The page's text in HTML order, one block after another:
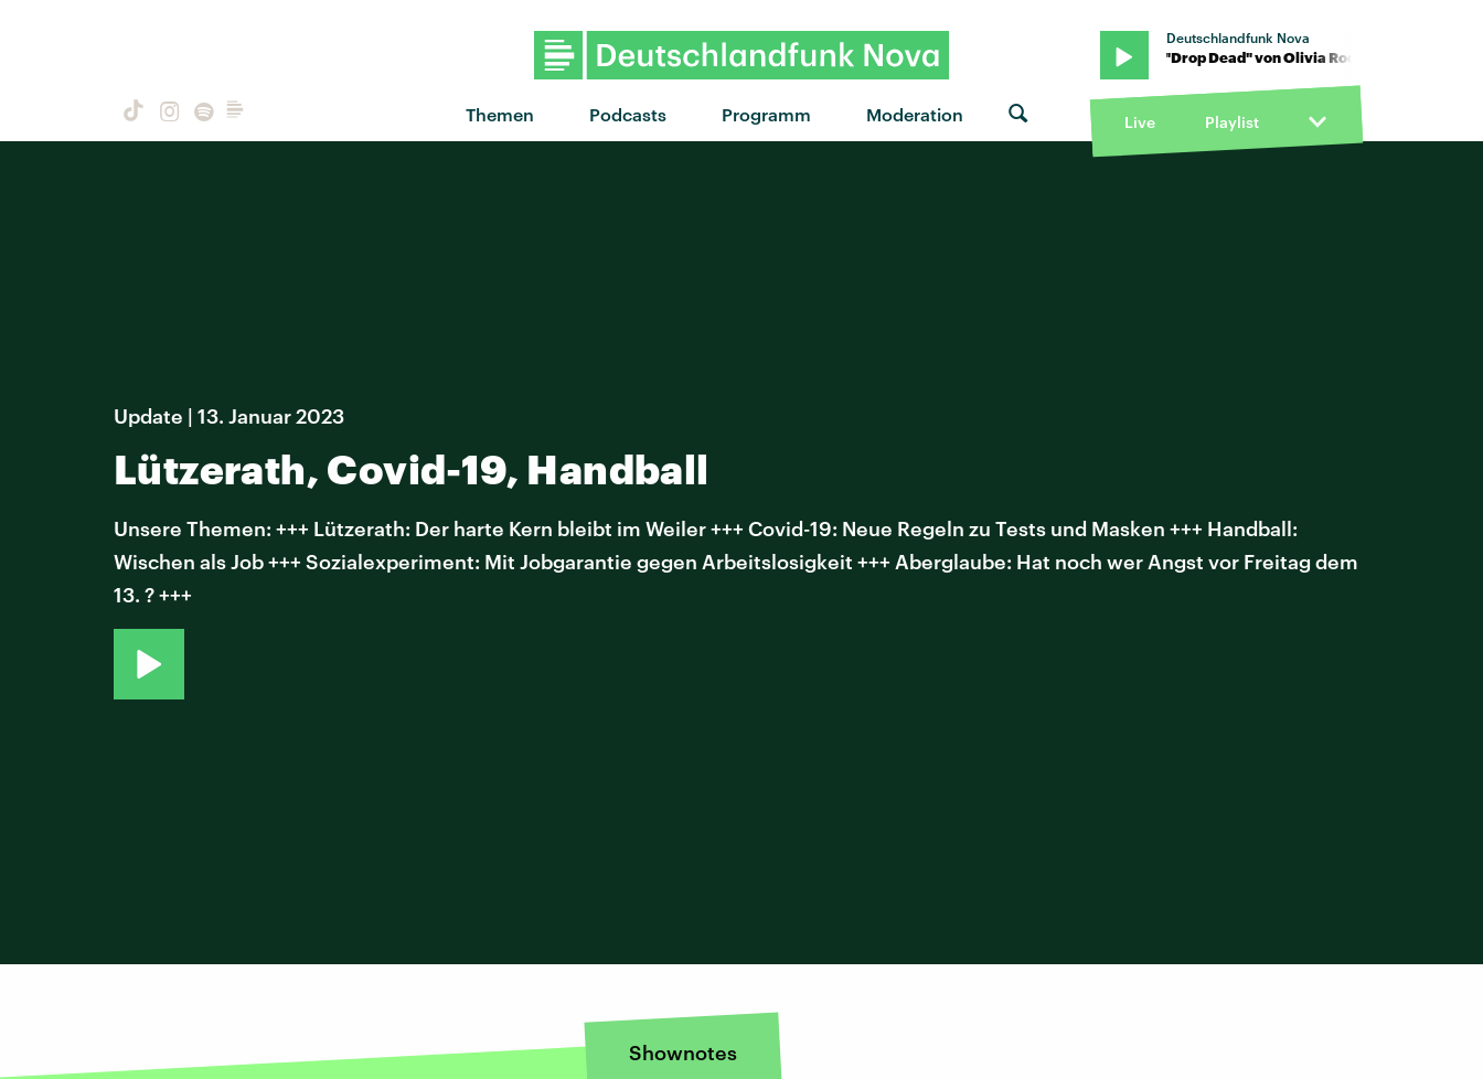
Themen Podcasts Programm Moderation
Deutschlandfunk Nova
Live Playlist
Update | 13. Januar 2023
Lützerath, Covid-19, Handball
Unsere Themen: +++ Lützerath: Der harte Kern bleibt im Weiler +++ Covid-19: Neue Regeln zu Tests und Masken +++ Handball:
Wischen als Job +++ Sozialexperiment: Mit Jobgarantie gegen Arbeitslosigkeit +++ Aberglaube: Hat noch wer Angst vor Freitag dem
13. ? +++
Shownotes